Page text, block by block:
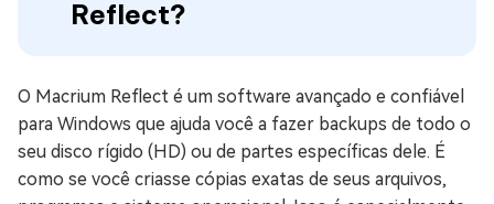
Reflect?
O Macrium Reflect é um software avançado e confiável
para Windows que ajuda você a fazer backups de todo o
seu disco rígido (HD) ou de partes específicas dele. É
como se você criasse cópias exatas de seus arquivos,